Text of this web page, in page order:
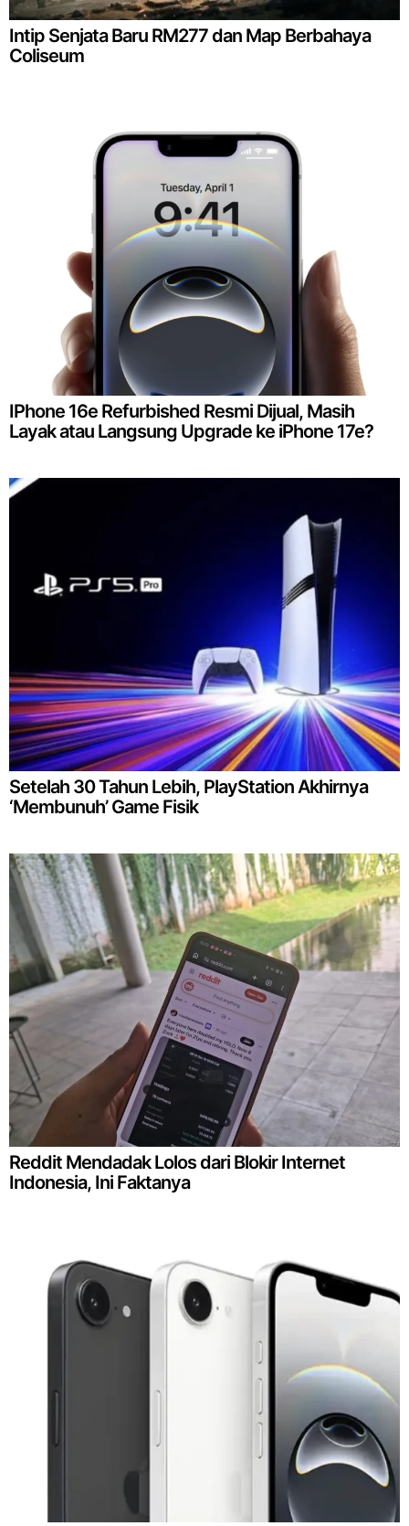
Intip Senjata Baru RM277 dan Map Berbahaya
Coliseum
IPhone 16e Refurbished Resmi Dijual, Masih
Layak atau Langsung Upgrade ke iPhone 17e?
Setelah 30 Tahun Lebih, PlayStation Akhirnya
‘Membunuh’ Game Fisik
Reddit Mendadak Lolos dari Blokir Internet
Indonesia, Ini Faktanya